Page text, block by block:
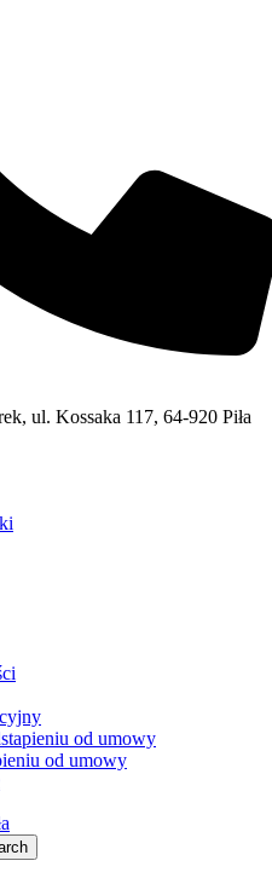
ul. Kossaka 117, 64-920 Piła
od umowy
od umowy